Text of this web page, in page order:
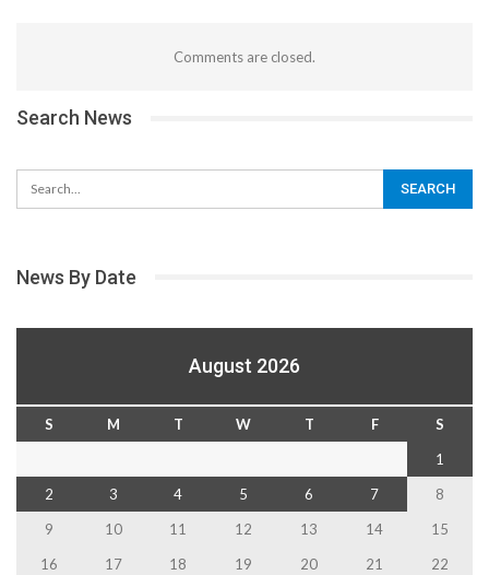
Comments are closed.
Search News
News By Date
August 2026
S M T W T F
S
1
2
3 4 5 6 7
8
9
10 11 12 13 14
15
16
17 18 19 20 21
22